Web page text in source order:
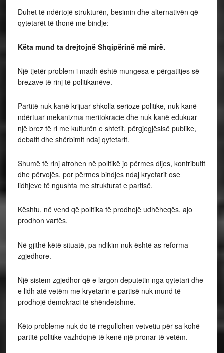
Duhet të ndërtojë strukturën, besimin dhe alternativën që
qytetarët të thonë me bindje:
Këta mund ta drejtojnë Shqipërinë më mirë.
Një tjetër problem i madh është mungesa e përgatitjes së
brezave të rinj të politikanëve.
Partitë nuk kanë krijuar shkolla serioze politike, nuk kanë
ndërtuar mekanizma meritokracie dhe nuk kanë edukuar
një brez të ri me kulturën e shtetit, përgjegjësisë publike,
debatit dhe shërbimit ndaj qytetarit.
Shumë të rinj afrohen në politikë jo përmes dijes, kontributit
dhe përvojës, por përmes bindjes ndaj kryetarit ose
lidhjeve të ngushta me strukturat e partisë.
Kështu, në vend që politika të prodhojë udhëheqës, ajo
prodhon vartës.
Në gjithë këtë situatë, pa ndikim nuk është as reforma
zgjedhore.
Një sistem zgjedhor që e largon deputetin nga qytetari dhe
e lidh atë vetëm me kryetarin e partisë nuk mund të
prodhojë demokraci të shëndetshme.
Këto probleme nuk do të rregullohen vetvetiu për sa kohë
partitë politike vazhdojnë të kenë një pronar të vetëm.